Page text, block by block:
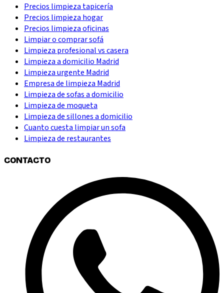
Precios limpieza tapicería
Precios limpieza hogar
Precios limpieza oficinas
Limpiar o comprar sofá
Limpieza profesional vs casera
Limpieza a domicilio Madrid
Limpieza urgente Madrid
Empresa de limpieza Madrid
Limpieza de sofas a domicilio
Limpieza de moqueta
Limpieza de sillones a domicilio
Cuanto cuesta limpiar un sofa
Limpieza de restaurantes
CONTACTO